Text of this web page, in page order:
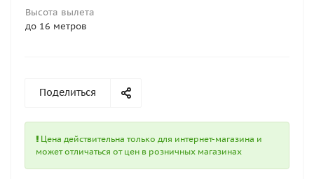
Высота вылета
до 16 метров
Поделиться
Цена действительна только для интернет-магазина и
может отличаться от цен в розничных магазинах